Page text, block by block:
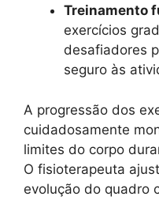
Treinamento
exercícios
desafiadores
seguro às
A progressão dos
cuidadosamente
limites do corpo
O fisioterapeuta
evolução do quadro